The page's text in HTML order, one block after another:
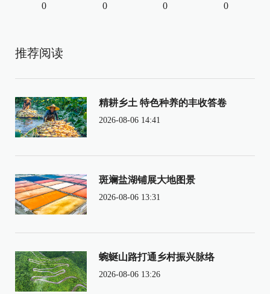
0 0 0 0
推荐阅读
精耕乡土 特色种养的丰收答卷
2026-08-06 14:41
斑斓盐湖铺展大地图景
2026-08-06 13:31
蜿蜒山路打通乡村振兴脉络
2026-08-06 13:26